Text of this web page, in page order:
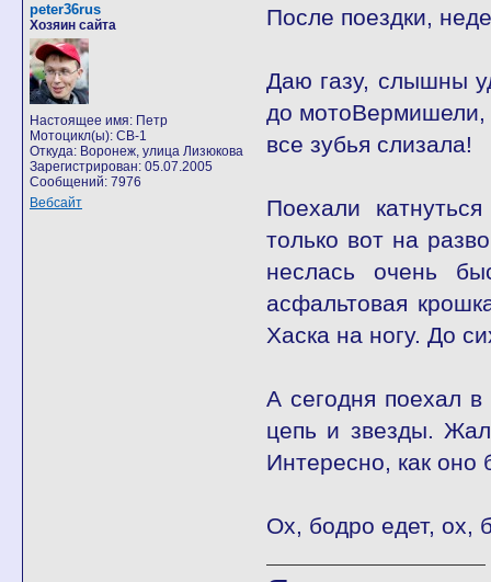
peter36rus
Хозяин сайта
Настоящее имя: Петр
Мотоцикл(ы): CB-1
Откуда: Воронеж, улица Лизюкова
Зарегистрирован: 05.07.2005
Сообщений: 7976
Вебсайт
После поездки,
Даю газу, слышны
до мотоВермишели,
все зубья слизала!
Поехали
только вот на
неслась очень
асфальтовая
Хаска на ногу. До
А сегодня поехал
цепь и звезды.
Интересно, как оно
Ох, бодро едет, ох,